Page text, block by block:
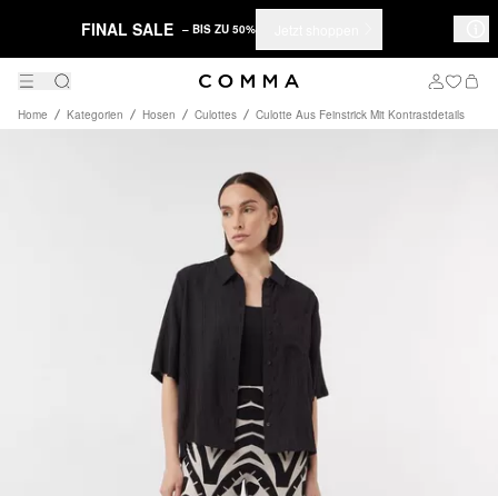
FINAL SALE – BIS ZU 50%
Home Kategorien Hosen Culottes Culotte Aus Feinstrick Mit Kontrastdetails